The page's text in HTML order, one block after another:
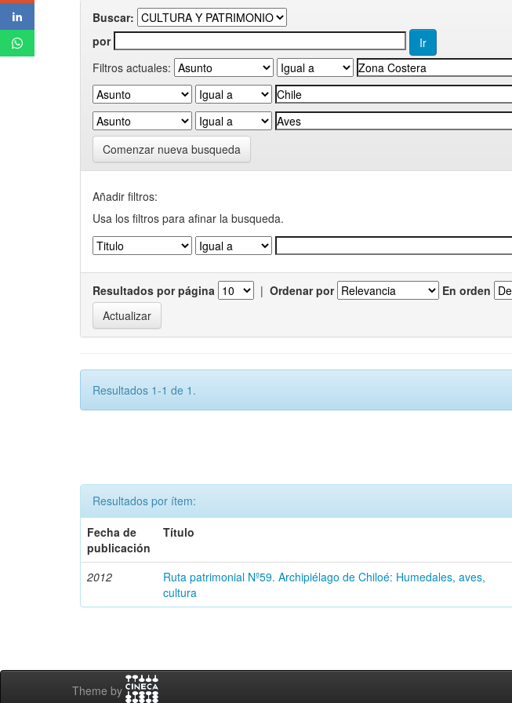
Buscar:
por
Filtros actuales:
Comenzar nueva busqueda
Añadir filtros:
Usa los filtros para afinar la busqueda.
Resultados por página | Ordenar por En orden
Resultados 1-1 de 1.
Resultados por ítem:
Fecha de
publicación
Título
2012
Ruta patrimonial Nº59. Archipiélago de Chiloé: Humedales, aves,
cultura
Theme by